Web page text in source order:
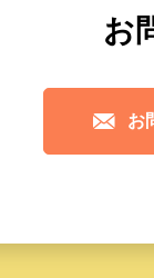
お
お